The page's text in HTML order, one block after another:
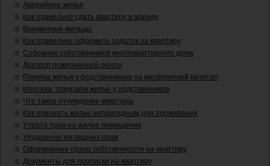
Аварийное жилье
Как правильно сдать квартиру в аренду
Временные жильцы
Как правильно оформить задаток за квартиру
Собрание собственников многоквартирного дома
Договор пожизненной ренты
Покупка жилья у родственников на материнский капитал
Ипотека: покупаем жилье у родственников
Что такое отчуждение квартиры
Как признать жилье непригодным для проживания
Утрата прав на жилое помещение
Ухудшение жилищных прав
Оформление права собственности на квартиру
Документы для прописки на квартиру